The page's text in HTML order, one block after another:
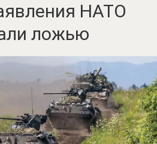
НАТО
ложью